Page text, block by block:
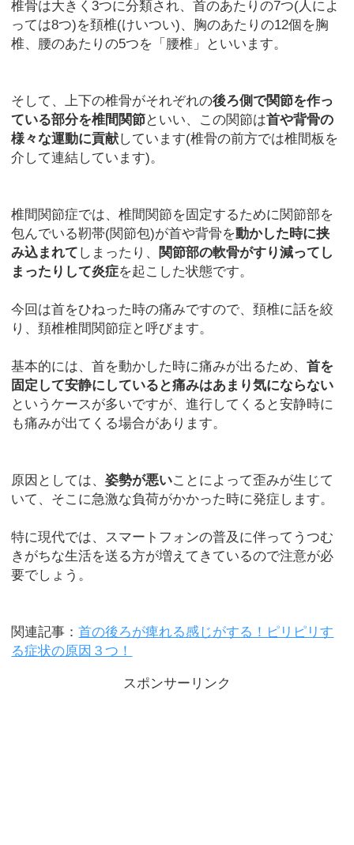
椎骨は大きく3つに分類され、首のあたりの7つ(人によ
っては8つ)を頚椎(けいつい)、胸のあたりの12個を胸
椎、腰のあたりの5つを「腰椎」といいます。
そして、上下の椎骨がそれぞれの後ろ側で関節を作っ
ている部分を椎間関節といい、この関節は首や背骨の
様々な運動に貢献しています(椎骨の前方では椎間板を
介して連結しています)。
椎間関節症では、椎間関節を固定するために関節部を
包んでいる靭帯(関節包)が首や背骨を動かした時に挟
み込まれて しまったり、 関節部の軟骨がすり減ってし
まったりして炎症を起こした状態です。
今回は首をひねった時の痛みですので、頚椎に話を絞
り、頚椎椎間関節症と呼びます。
基本的には、首を動かした時に痛みが出るため、首を
固定して安静にしていると痛みはあまり気にならない
というケースが多いですが、進行してくると安静時に
も痛みが出てくる場合があります。
原因としては、姿勢が悪いことによって歪みが生じて
いて、そこに急激な負荷がかかった時に発症します。
特に現代では、スマートフォンの普及に伴ってうつむ
きがちな生活を送る方が増えてきているので注意が必
要でしょう。
関連記事：首の後ろが痺れる感じがする！ピリピリす
る症状の原因３つ！
スポンサーリンク